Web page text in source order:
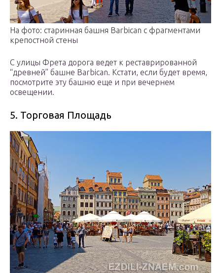
На фото: старинная башня Barbican с фрагментами
крепостной стены
С улицы Фрета дорога ведет к реставрированной
“древней” башне Barbican. Кстати, если будет время,
посмотрите эту башню еще и при вечернем
освещении.
5. Торговая Площадь